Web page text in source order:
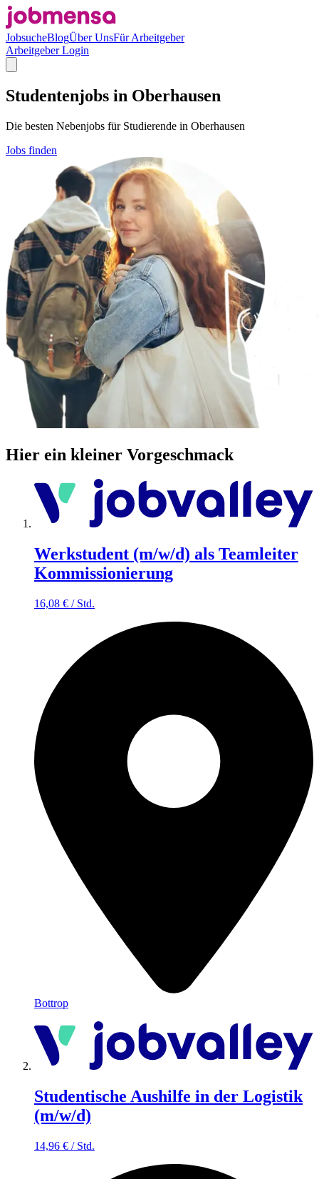
JobsucheBlogÜber UnsFür Arbeitgeber
Arbeitgeber Login
Studentenjobs in Oberhausen
Die besten Nebenjobs für Studierende in Oberhausen
Jobs finden
Hier ein kleiner Vorgeschmack
Werkstudent (m/w/d) als Teamleiter
Kommissionierung
16,08 € / Std.
Bottrop
Studentische Aushilfe in der Logistik
(m/w/d)
14,96 € / Std.